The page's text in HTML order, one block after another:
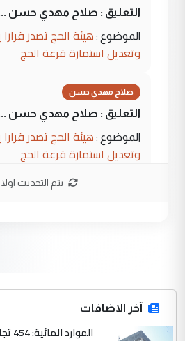
التعليق : صلاح مهدي حسن
الموضوع : هيئة الحج تصدر
وتعديل استمارة قرعة الحج
صلاح مهدي حسن
التعليق : صلاح مهدي حسن
الموضوع : هيئة الحج تصدر
وتعديل استمارة قرعة الحج
المشترك لا تستهدف أية دولة
الدول الشقيقة
يتم التحديث
آخر الاضافات